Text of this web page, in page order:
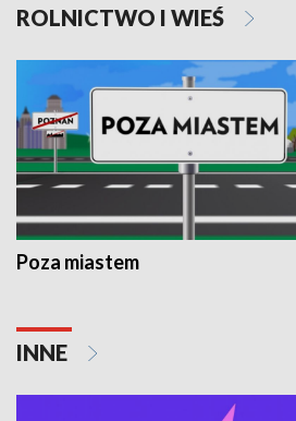
ROLNICTWO I WIEŚ
Poza miastem
INNE